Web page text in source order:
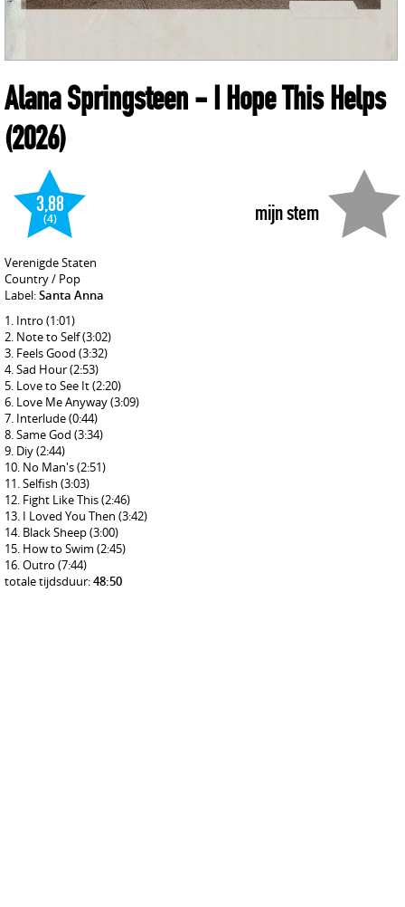
Alana Springsteen- I Hope This Helps
(2026)
mijn stem
3,88
(4)
Verenigde Staten
Country / Pop
Label:Santa Anna
Intro (1:01)
Note to Self(3:02)
Feels Good (3:32)
Sad Hour(2:53)
Love to See It(2:20)
Love Me Anyway(3:09)
Interlude(0:44)
Same God (3:34)
Diy(2:44)
No Man's(2:51)
Selfish (3:03)
Fight Like This(2:46)
I Loved You Then (3:42)
Black Sheep(3:00)
How to Swim (2:45)
Outro (7:44)
totale tijdsduur:48:50